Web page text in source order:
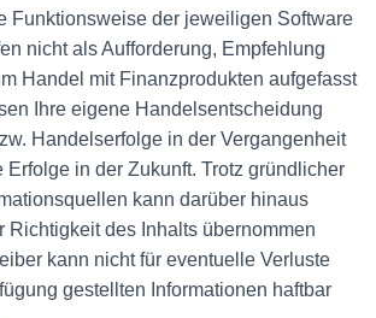
Funktionsweise der jeweiligen Software
nicht als Aufforderung, Empfehlung
Handel mit Finanzprodukten aufgefasst
Ihre eigene Handelsentscheidung
Handelserfolge in der Vergangenheit
Erfolge in der Zukunft. Trotz gründlicher
kann darüber hinaus
Richtigkeit des Inhalts übernommen
kann nicht für eventuelle Verluste
gestellten Informationen haftbar